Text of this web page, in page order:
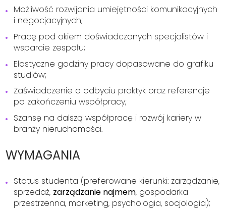
Możliwość rozwijania umiejętności komunikacyjnych
i negocjacyjnych;
Pracę pod okiem doświadczonych specjalistów i
wsparcie zespołu;
Elastyczne godziny pracy dopasowane do grafiku
studiów;
Zaświadczenie o odbyciu praktyk oraz referencje
po zakończeniu współpracy;
Szansę na dalszą współpracę i rozwój kariery w
branży nieruchomości.
WYMAGANIA
Status studenta (preferowane kierunki: zarządzanie,
sprzedaż, zarządzanie najmem, gospodarka
przestrzenna, marketing, psychologia, socjologia);